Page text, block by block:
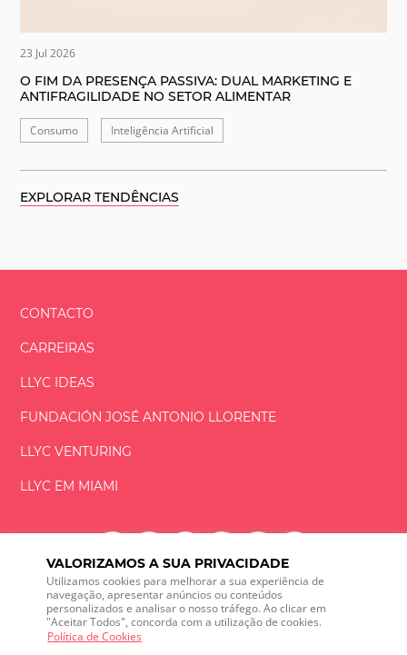
VALORIZAMOS A SUA PRIVACIDADE
Utilizamos cookies para melhorar a sua experiência de
navegação, apresentar anúncios ou conteúdos
personalizados e analisar o nosso tráfego. Ao clicar em
"Aceitar Todos", concorda com a utilização de cookies.
Política de Cookies
23 Jul 2026
O FIM DA PRESENÇA PASSIVA: DUAL MARKETING E
ANTIFRAGILIDADE NO SETOR ALIMENTAR
Consumo Inteligência Artificial
EXPLORAR TENDÊNCIAS
CONTACTO
CARREIRAS
LLYC IDEAS
FUNDACIÓNJOSÉ ANTONIO LLORENTE
LLYC VENTURING
LLYC EM MIAMI
LLYC © 2026 Todos os direitos reservados
ES EN PT BR
600 Brickell Avenue, Suite 2125 Miami, Florida 33131